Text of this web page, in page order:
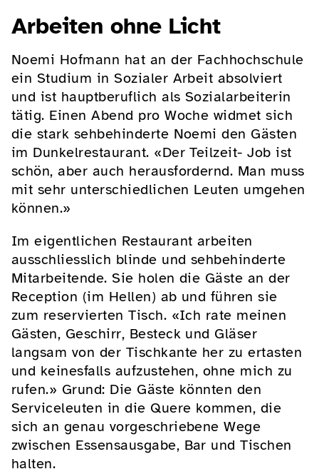
Arbeiten ohne Licht
Noemi Hofmann hat an der Fachhochschule
ein Studium in Sozialer Arbeit absolviert
und ist hauptberuflich als Sozialarbeiterin
tätig. Einen Abend pro Woche widmet sich
die stark sehbehinderte Noemi den Gästen
im Dunkelrestaurant. «Der Teilzeit- Job ist
schön, aber auch herausfordernd. Man muss
mit sehr unterschiedlichen Leuten umgehen
können.»
Im eigentlichen Restaurant arbeiten
ausschliesslich blinde und sehbehinderte
Mitarbeitende. Sie holen die Gäste an der
Reception (im Hellen) ab und führen sie
zum reservierten Tisch. «Ich rate meinen
Gästen, Geschirr, Besteck und Gläser
langsam von der Tischkante her zu ertasten
und keinesfalls aufzustehen, ohne mich zu
rufen.» Grund: Die Gäste könnten den
Serviceleuten in die Quere kommen, die
sich an genau vorgeschriebene Wege
zwischen Essensausgabe, Bar und Tischen
halten.